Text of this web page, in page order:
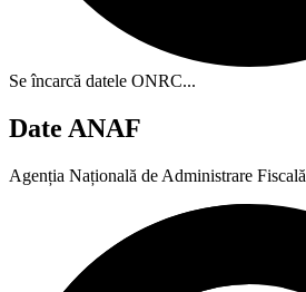
Se încarcă datele ONRC...
Date ANAF
Agenția Națională de Administrare Fiscală